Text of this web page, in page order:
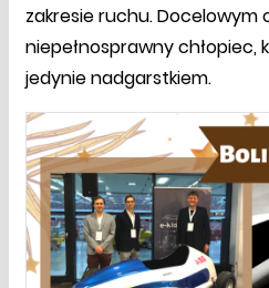
zakresie ruchu. Docelowym
niepełnosprawny
jedynie nadgarstkiem.